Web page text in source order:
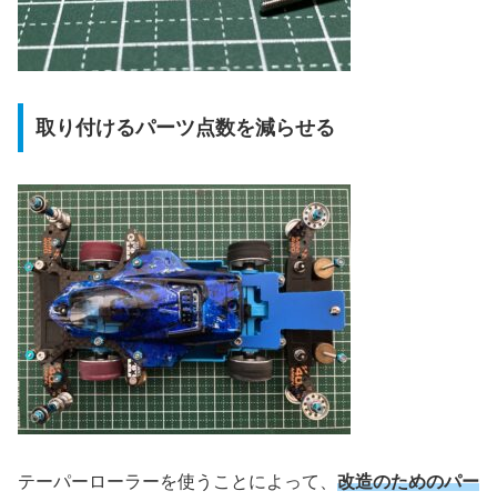
取り付けるパーツ点数を減らせる
テーパーローラーを使うことによって、 改造のためのパー